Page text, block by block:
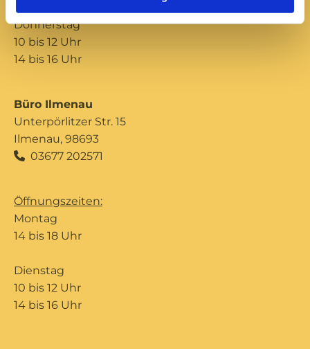
Donnerstag
10 bis 12 Uhr
14 bis 16 Uhr
Büro Ilmenau
Unterpörlitzer Str. 15
Ilmenau, 98693
 03677 202571
Öffnungszeiten:
Montag
14 bis 18 Uhr
Dienstag
10 bis 12 Uhr
14 bis 16 Uhr